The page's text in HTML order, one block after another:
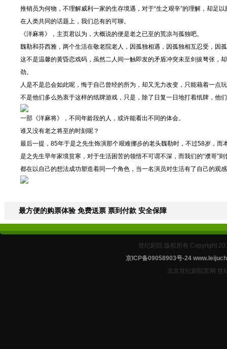
推销员为何物，不理解威利一家的生存境遇，对于“生之艰辛”的理解，却足
在人类共同的话题上，我们总有的可聊。
《洋麻将》，主页君以为，大概说的便是老之已至的荒凉与孤独吧。
魏勒和芬西雅，两个生活在敬老院老人，因孤独相遇，因孤独相互忍受，因
这不是温馨的黄昏恋戏码，虽然二人间一触即发的矛盾冲突未至剑拔弩张
劲。
人是不是总会如此呢，悔于自己曾经的所为，却又无力改变，只能藉着一点
不是他们多么热衷于这样的纸牌游戏，只是，除了日复一日地打着纸牌，他
一部《洋麻将》，不同年龄段的人，或许能看出不同的体会。
谁又没有老之将至的时刻呢？
最后一提，85年于是之先生饰演那个艰难挪步的老头魏勒时，不过58岁，
是之先生早年家境贫寒，对于生活困苦的领悟不可谓不深，而我们的“濮哥”
都在以自己的想法成功塑造着同一个角色，当一名演员对生活有了自己的观
最方便的购票体验 免费送票 票到付款 安全保障
世纪剧院 版权所有 Copyright
京ICP备09058903号-24
北京世纪剧院官网 世